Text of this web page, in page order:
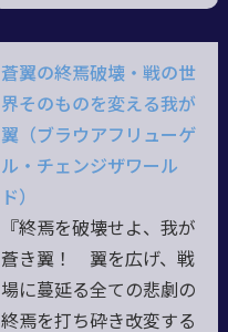
蒼翼の終焉破壊・戦の世
界そのものを変える我が
翼（ブラウアフリューゲ
ル・チェンジザワール
ド）
『終焉を破壊せよ、我が
蒼き翼！ 翼を広げ、戦
場に蔓延る全ての悲劇の
終焉を打ち砕き改変する